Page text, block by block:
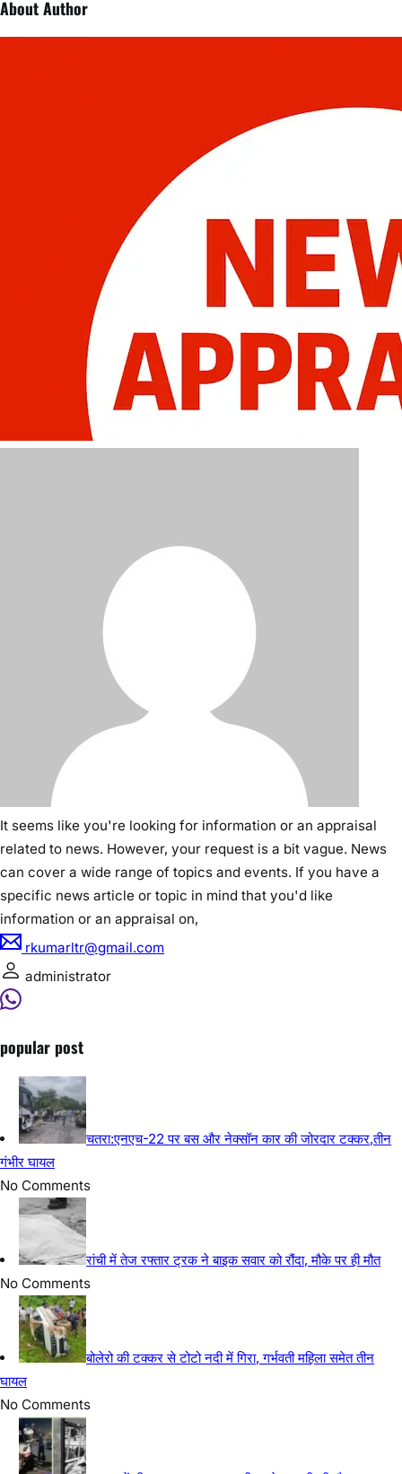
पीताम्बर की प्रतिमा पर श्रद्धांजलि
मतदाता सूची के विशेष गहन पुनरीक्षण को लेकर जिला निर्वाचन
पदाधिकारी-सह-उपायुक्त ने विशेष कैंप का किया निरीक्षण
जेपीएससी-जेएसएससी आंदोलन को मिला कलाकारों का